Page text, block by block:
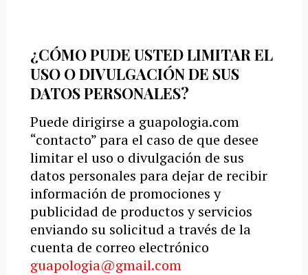
¿CÓMO PUDE USTED LIMITAR EL
USO O DIVULGACIÓN DE SUS
DATOS PERSONALES?
Puede dirigirse a guapologia.com
“contacto” para el caso de que desee
limitar el uso o divulgación de sus
datos personales para dejar de recibir
información de promociones y
publicidad de productos y servicios
enviando su solicitud a través de la
cuenta de correo electrónico
guapologia@gmail.com